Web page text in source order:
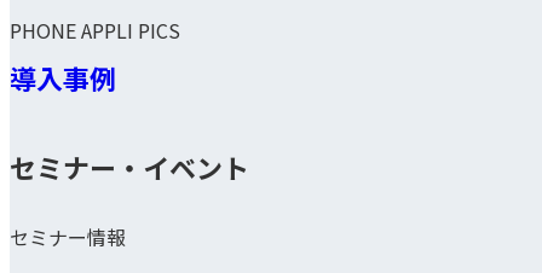
PHONE APPLI PICS
導入事例
セミナー・イベント
セミナー情報